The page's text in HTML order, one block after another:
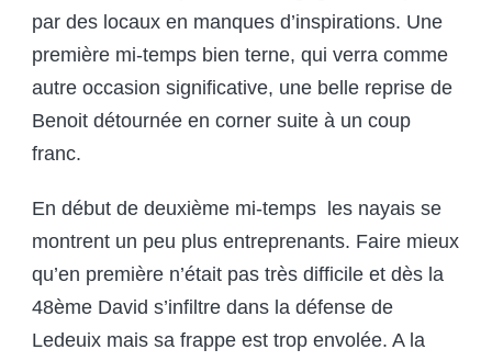
par des locaux en manques d’inspirations. Une
première mi-temps bien terne, qui verra comme
autre occasion significative, une belle reprise de
Benoit détournée en corner suite à un coup
franc.
En début de deuxième mi-temps les nayais se
montrent un peu plus entreprenants. Faire mieux
qu’en première n’était pas très difficile et dès la
48ème David s’infiltre dans la défense de
Ledeuix mais sa frappe est trop envolée. A la